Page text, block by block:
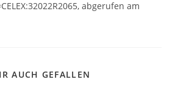
abgerufen am
AUCH GEFALLEN